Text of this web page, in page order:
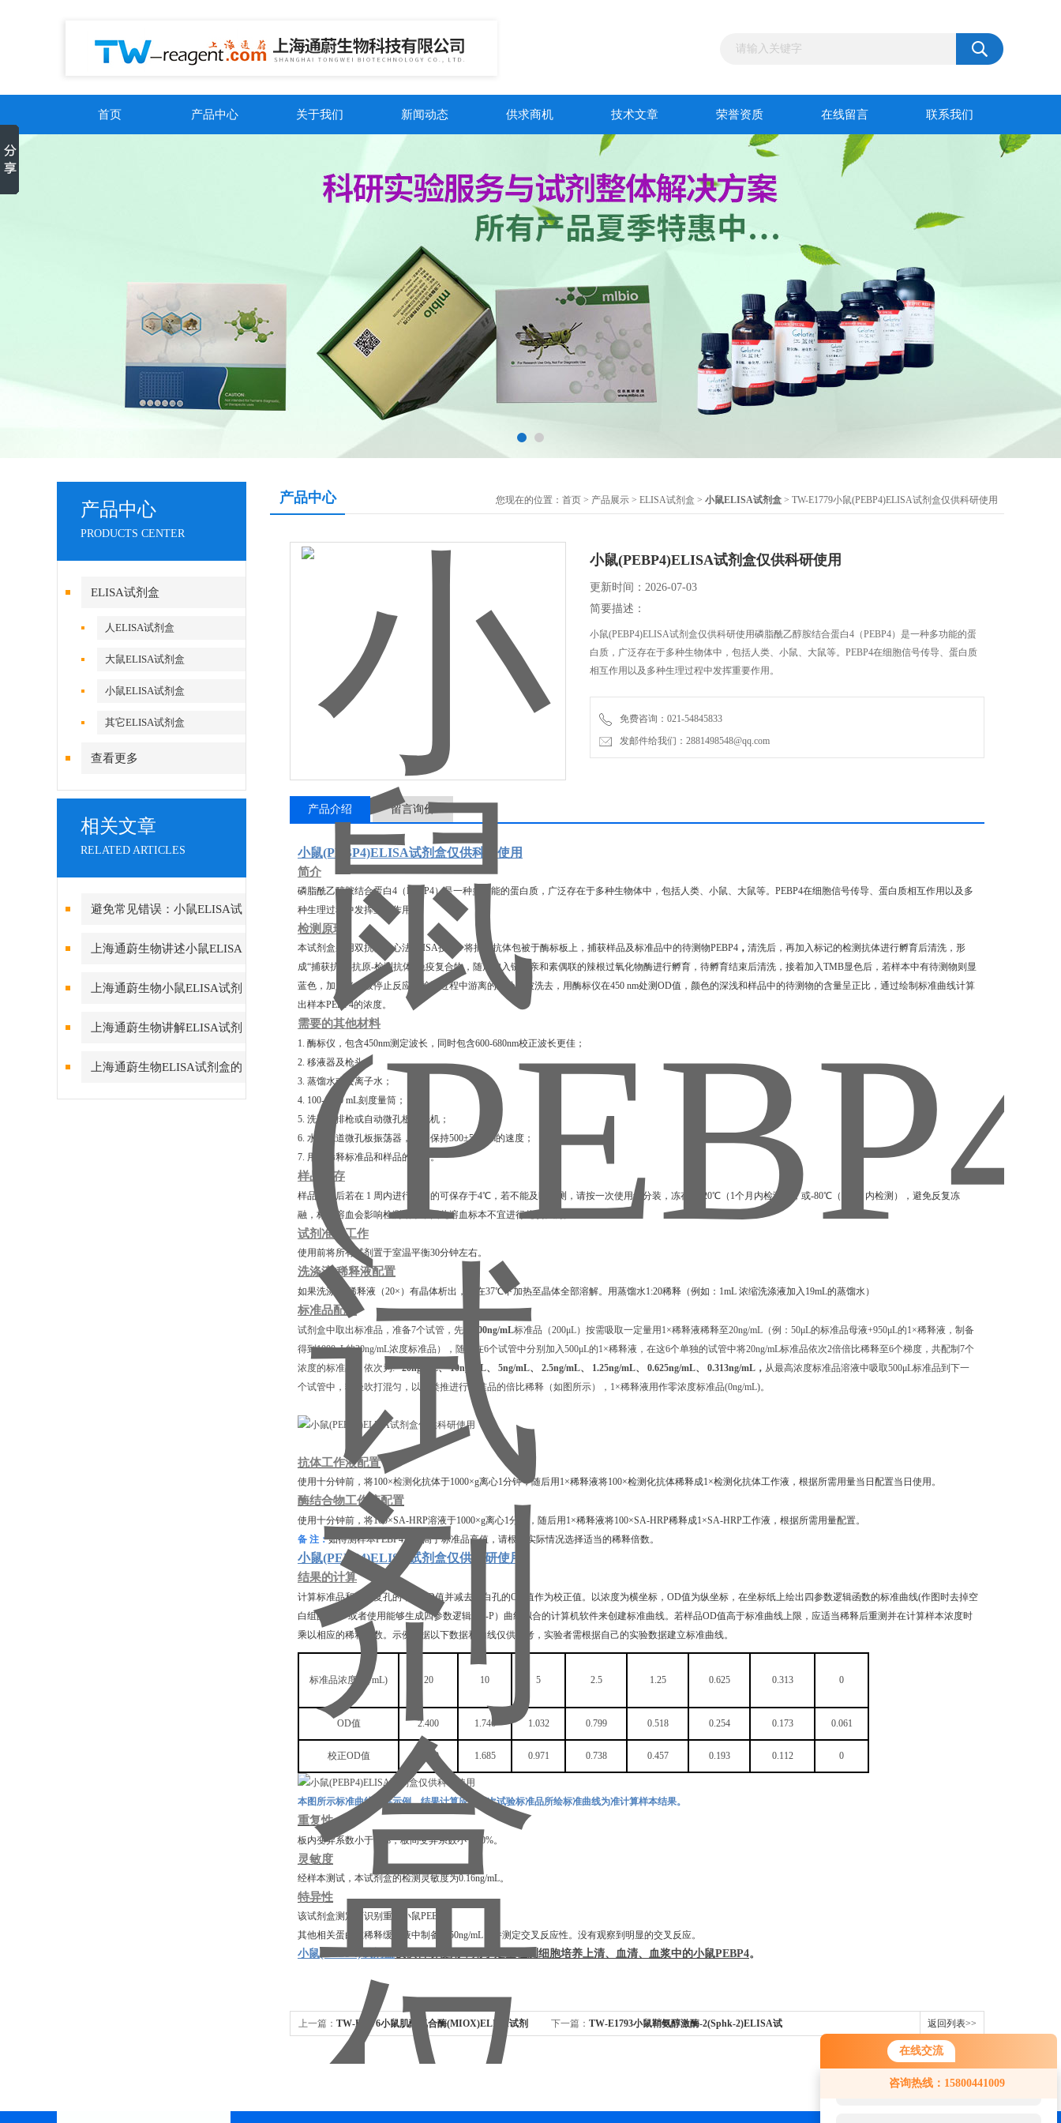
在线交流
咨询热线：15800441009
您好！欢迎前来咨询，很高兴为您
服务，请问您要咨询什么问题呢？
首页 产品中心 关于我们 新闻动态 供求商机 技术文章 荣誉资质 在线留言 联系我们
产品中心
PRODUCTS CENTER
ELISA试剂盒
人ELISA试剂盒
大鼠ELISA试剂盒
小鼠ELISA试剂盒
其它ELISA试剂盒
查看更多
相关文章
RELATED ARTICLES
避免常见错误：小鼠ELISA试
剂盒使用中的注意事项与陷阱规
上海通蔚生物讲述小鼠ELISA
试剂盒控制温育
上海通蔚生物小鼠ELISA试剂
盒实验操作时的注意要点
上海通蔚生物讲解ELISA试剂
盒实验测定标本的分解
上海通蔚生物ELISA试剂盒的
测定方法及要求
产品中心 您现在的位置： 首页 > 产品展示 > ELISA试剂盒 > 小鼠ELISA试剂盒 > TW-E1779小鼠(PEBP4)ELISA试剂盒仅供科研使用
小鼠(PEBP4)ELISA试剂盒仅供科研使用
更新时间：2026-07-03
简要描述：
小鼠(PEBP4)ELISA试剂盒仅供科研使用磷脂酰乙醇胺结合蛋白4（PEBP4）是一种多功能的蛋
白质，广泛存在于多种生物体中，包括人类、小鼠、大鼠等。PEBP4在细胞信号传导、蛋白质
相互作用以及多种生理过程中发挥重要作用。
免费咨询：021-54845833
发邮件给我们：2881498548@qq.com
产品介绍 留言询价
小鼠(PEBP4)ELISA试剂盒仅供科研使用
简介
磷脂酰乙醇胺结合蛋白4（PEBP4）是一种多功能的蛋白质，广泛存在于多种生物体中，包括人类、小鼠、大鼠等。PEBP4在细胞信号传导、蛋白质相互作用以及多
种生理过程中发挥重要作用。
检测原理
本试剂盒采用双抗体夹心法ELISA技术 : 将捕获抗体包被于酶标板上，捕获样品及标准品中的待测物PEBP4 ， 清洗后，再加入标记的检测抗体进行孵育后清洗，形
成“捕获抗体-抗原-检测抗体"免疫复合物，随后加入链霉亲和素偶联的辣根过氧化物酶进行孵育，待孵育结束后清洗，接着加入TMB显色后，若样本中有待测物则显
蓝色，加入终止液停止反应。检测过程中游离的成分均被洗去，用酶标仪在450 nm处测OD值，颜色的深浅和样品中的待测物的含量呈正比，通过绘制标准曲线计算
出样本PEBP4的浓度。
需要的其他材料
1. 酶标仪，包含450nm测定波长，同时包含600-680nm校正波长更佳；
2. 移液器及枪头；
3. 蒸馏水或去离子水；
4. 100-1000 mL刻度量筒；
5. 洗瓶、排枪或自动微孔板清洗机；
6. 水平轨道微孔板振荡器，能够保持500±50 rpm的速度；
7. 用于稀释标准品和样品的试管。
样品保存
样品收集后若在 1 周内进行检测的可保存于4℃，若不能及时检测，请按一次使用量分装，冻存于-20℃（1个月内检测），或-80℃（6个月内检测），避免反复冻
融，标本溶血会影响检测结果，因此溶血标本不宜进行此项检测。
试剂准备工作
使用前将所有试剂置于室温平衡30分钟左右。
洗涤液/稀释液配置
如果洗涤液/稀释液（20×）有晶体析出，需在37℃下加热⾄晶体全部溶解。用蒸馏水1:20稀释（例如：1mL 浓缩洗涤液加入19mL的蒸馏水）
标准品配置
试剂盒中取出标准品，准备7个试管，先从 400ng/mL标准品（200μL）按需吸取一定量用1×稀释液稀释至20ng/mL（例：50μL的标准品母液+950μL的1×稀释液，制备
得到1000μL的20ng/mL浓度标准品），随后在6个试管中分别加入500μL的1×稀释液，在这6个单独的试管中将20ng/mL标准品依次2倍倍比稀释至6个梯度，共配制7个
浓度的标准品，依次为:20ng/mL、 10ng/mL、 5ng/mL、 2.5ng/mL、 1.25ng/mL、 0.625ng/mL、 0.313ng/mL， 从最高浓度标准品溶液中吸取500μL标准品到下一
个试管中，轻轻吹打混匀，以此类推进行标准品的倍比稀释（如图所示），1×稀释液用作零浓度标准品(0ng/mL)。
抗体工作液配置
使用十分钟前，将100×检测化抗体于1000×g离心1分钟，随后用1×稀释液将100×检测化抗体稀释成1×检测化抗体工作液，根据所需用量当日配置当日使用。
酶结合物工作液配置
使用十分钟前，将100×SA-HRP溶液于1000×g离心1分钟，随后用1×稀释液将100×SA-HRP稀释成1×SA-HRP工作液，根据所需用量配置。
备 注：如待测样本PEBP4浓度高于标准品高值，请根据实际情况选择适当的稀释倍数。
小鼠(PEBP4)ELISA试剂盒仅供科研使用
结果的计算
计算标准品和样本复孔的平均
OD值并减去空白孔的OD值作为校正值。以浓度为横坐标，OD值为纵坐标，在坐标纸上绘出四参数逻辑函数的标准曲线(作图时去掉空
白组的值)。或者使用能够生成四参数逻辑（4-P）曲线拟合的计算机软件来创建标准曲线。若样品OD值高于标准曲线上限，应适当稀释后重测并在计算样本浓度时
乘以相应的稀释倍数。示例数据以下数据和曲线仅供参考，实验者需根据自己的实验数据建立标准曲线。
标准品浓度 (ng/mL) 20 10 5 2.5 1.25 0.625 0.313 0
OD值 2.400 1.746 1.032 0.799 0.518 0.254 0.173 0.061
校正OD值 2.339 1.685 0.971 0.738 0.457 0.193 0.112 0
本图所示标准曲线仅供示例，结果计算应以同次试验标准品所绘标准曲线为准计算样本结果。
重复性
板内变异系数小于 10%，板间变异系数小于10%。
灵敏度
经样本测试，本试剂盒的检测灵敏度为0.16ng/mL。
特异性
该试剂盒测定可识别重组 小鼠PEBP4
其他相关蛋白在稀释缓冲液中制备为
50ng/mL，并测定交叉反应性。没有观察到明显的交叉反应。
小鼠(PEBP4)试剂盒仅供科研使用，用于定量检测细胞培养上清、血清、血浆中的小鼠PEBP4。
上一篇： TW-E1776小鼠肌醇氧合酶(MIOX)ELISA试剂 下一篇： TW-E1793小鼠鞘氨醇激酶-2(Sphk-2)ELISA试 返回列表>>